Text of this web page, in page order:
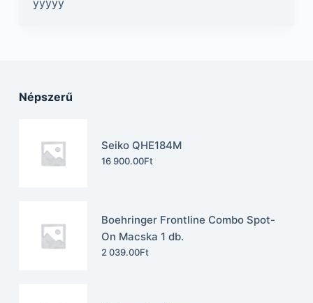
Népszerű
Seiko QHE184M
16 900.00Ft
Boehringer Frontline Combo Spot-
On Macska 1 db.
2 039.00Ft